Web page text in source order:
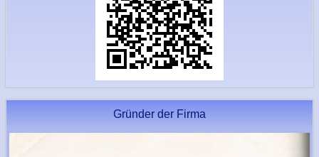
Gründer der Firma